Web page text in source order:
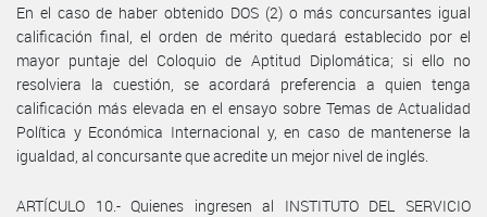
En el caso de haber obtenido DOS (2) o más concursantes igual
calificación final, el orden de mérito quedará establecido por el
mayor puntaje del Coloquio de Aptitud Diplomática; si ello no
resolviera la cuestión, se acordará preferencia a quien tenga
calificación más elevada en el ensayo sobre Temas de Actualidad
Política y Económica Internacional y, en caso de mantenerse la
igualdad, al concursante que acredite un mejor nivel de inglés.
ARTÍCULO 10.- Quienes ingresen al INSTITUTO DEL SERVICIO